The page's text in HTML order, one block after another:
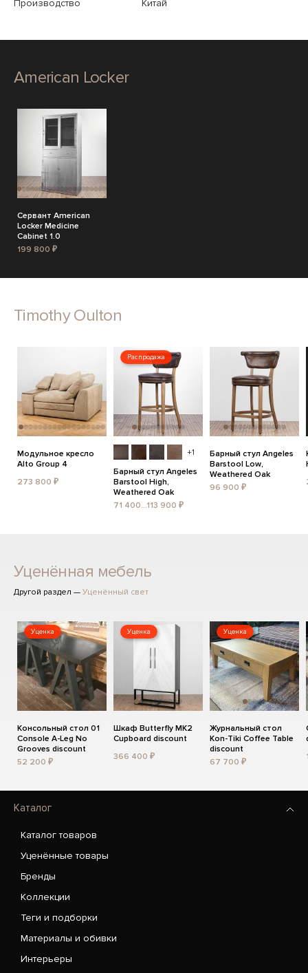
Производство Китай
American Locker
Сервант American
Locker Medicine
Cabinet 1.0
199 800 ₽
Timothy Oulton
Модульное кресло
Alto Group 4
273 800 ₽
Распродажа
+1
Барный стул Angeles
Barstool High,
Weathered Oak
71 400...113 900 ₽
Барный стул Angeles
Barstool Low,
Weathered Oak
96 900 ₽
Уценённая мебель
Другой раздел — Уценённый свет
Уценка
Консольный стол 01
Console A-Leg No
Grooves discount
52 200 ₽
Уценка
Шкаф Butterfly MK2
Cupboard discount
366 400 ₽
Уценка
Журнальный стол
Kon-Tiki Coffee Table
discount
67 700 ₽
Каталог
Каталог товаров
Уценённые товары
Бренды
Коллекции
Теги и подборки
Материалы и обивки
Интерьеры